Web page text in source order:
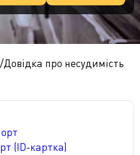
прізвища
про народження
про шлюб
народження
атестата
про народження, шлюб
народження, шлюб
/Довідка про несудимість
(ID-картка)